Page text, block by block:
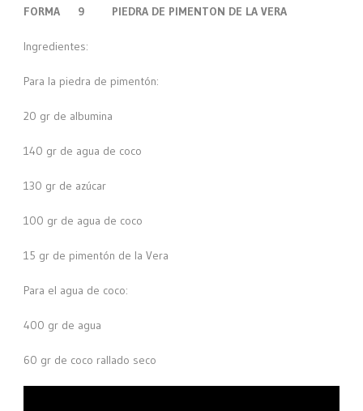
FORMA 9 PIEDRA DE PIMENTON DE LA VERA
Ingredientes:
Para la piedra de pimentón:
20 gr de albumina
140 gr de agua de coco
130 gr de azúcar
100 gr de agua de coco
15 gr de pimentón de la Vera
Para el agua de coco:
400 gr de agua
60 gr de coco rallado seco